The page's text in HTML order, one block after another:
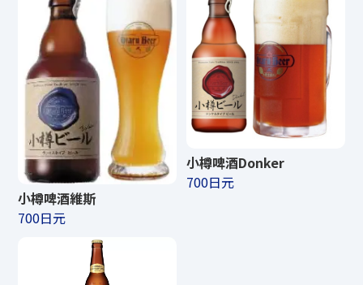
小樽啤酒維斯
700日元
小樽啤酒Donker
700日元